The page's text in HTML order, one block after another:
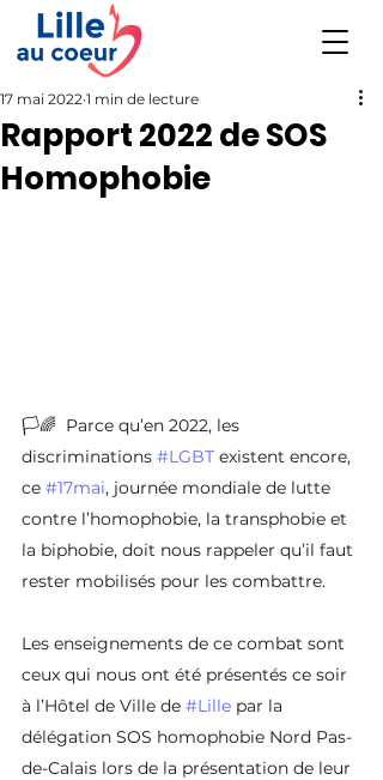
Rapport 2022 de SOS
Homophobie
17 mai 2022 1 min de lecture
🏳️🌈  Parce qu’en 2022, les
discriminations #LGBT existent encore,
ce #17mai, journée mondiale de lutte
contre l’homophobie, la transphobie et
la biphobie, doit nous rappeler qu’il faut
rester mobilisés pour les combattre.
Les enseignements de ce combat sont
ceux qui nous ont été présentés ce soir
à l’Hôtel de Ville de #Lille par la
délégation SOS homophobie Nord Pas-
de-Calais lors de la présentation de leur